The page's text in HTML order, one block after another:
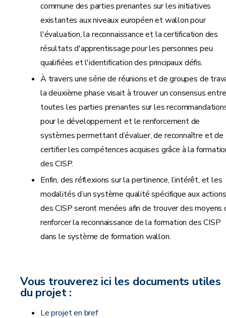
commune des parties prenantes sur les initiatives
existantes aux niveaux européen et wallon pour
l'évaluation, la reconnaissance et la certification des
résultats d'apprentissage pour les personnes peu
qualifiées et l'identification des principaux défis.
À travers une série de réunions et de groupes de
la deuxième phase visait à trouver un consensus entre
toutes les parties prenantes sur les
pour le développement et le renforcement de
systèmes permettant d’évaluer, de reconnaître et de
certifier les compétences acquises grâce à la
des CISP.
Enfin, des réflexions sur la pertinence, l’intérêt, et les
modalités d’un système qualité spécifique aux actions
des CISP seront menées afin de trouver des moyens
renforcer la reconnaissance de la formation des CISP
dans le système de formation wallon.
Vous trouverez ici les documents utiles
du projet :
Le projet en bref